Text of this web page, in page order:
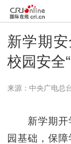
新学期
校园安全
来源：中央广电总
新学期开学
园基础，保